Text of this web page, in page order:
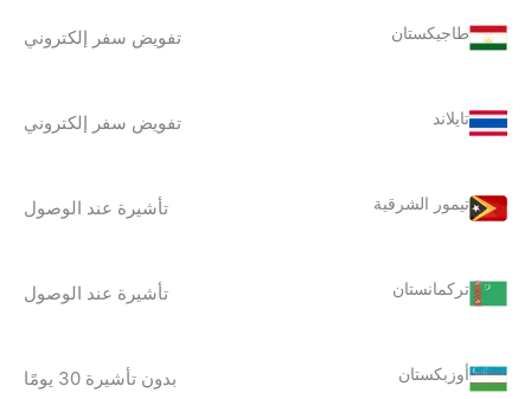
طاجيكستان تفويض سفر إلكتروني
تايلاند تفويض سفر إلكتروني
تيمور الشرقية تأشيرة عند الوصول
تركمانستان تأشيرة عند الوصول
أوزبكستان بدون تأشيرة 30 يومًا